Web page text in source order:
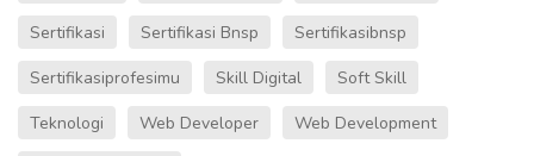
Sertifikasi
Sertifikasi Bnsp
Sertifikasibnsp
Sertifikasiprofesimu
Skill Digital
Soft Skill
Teknologi
Web Developer
Web Development